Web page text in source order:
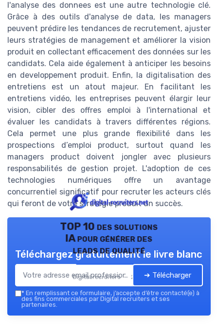
l'analyse des donnees est une autre technologie clé.
Grâce à des outils d'analyse de data, les managers
peuvent prédire les tendances de recrutement, ajuster
leurs stratégies de management et améliorer la vision
produit en collectant efficacement des données sur les
candidats. Cela aide également à anticiper les besoins
en developpement produit. Enfin, la digitalisation des
entretiens est un atout majeur. En facilitant les
entretiens vidéo, les entreprises peuvent élargir leur
vision, cibler des offres emploi à l'international et
évaluer les candidats à travers différentes régions.
Cela permet une plus grande flexibilité dans les
prospections d’emploi product, surtout quand les
managers product doivent jongler avec plusieurs
responsabilités de gestion projet. L'adoption de ces
technologies numériques offre un avantage
concurrentiel significatif pour recruter les acteurs clés
qui feront de votre stratégie produit un succès.
TOP 10 des solutions
IA pour générer des
leads de qualité
Digital recruiters — 2026
Téléchargez gratuitement le livre blanc
➔ Télécharger
* En remplissant ce formulaire, j’accepte d’être contacté(e) à
des fins commerciales par Digital recruiters et ses
partenaires.